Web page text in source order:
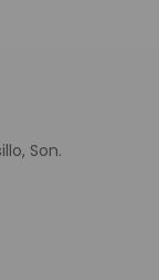
Son.